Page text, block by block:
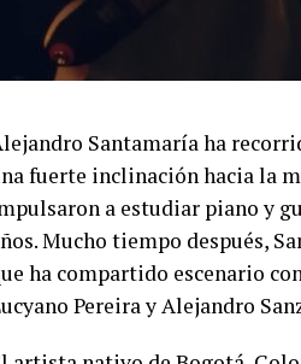
Santamaría ha
fuerte inclinación hacia la
a estudiar piano y
Mucho tiempo después,
ha compartido escenario
Pereira y Alejandro